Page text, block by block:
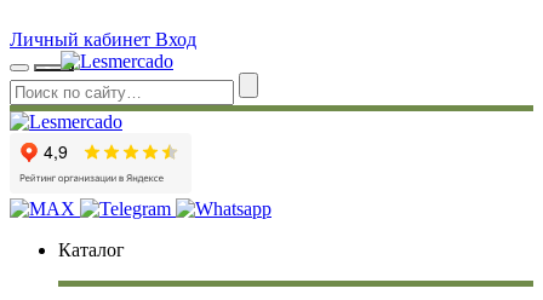
Личный кабинет Вход
Каталог